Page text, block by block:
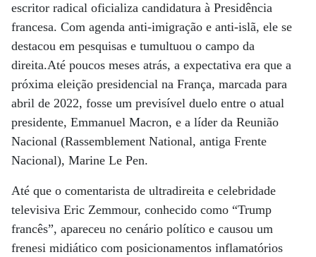
escritor radical oficializa candidatura à Presidência
francesa. Com agenda anti-imigração e anti-islã, ele se
destacou em pesquisas e tumultuou o campo da
direita.Até poucos meses atrás, a expectativa era que a
próxima eleição presidencial na França, marcada para
abril de 2022, fosse um previsível duelo entre o atual
presidente, Emmanuel Macron, e a líder da Reunião
Nacional (Rassemblement National, antiga Frente
Nacional), Marine Le Pen.
Até que o comentarista de ultradireita e celebridade
televisiva Eric Zemmour, conhecido como “Trump
francês”, apareceu no cenário político e causou um
frenesi midiático com posicionamentos inflamatórios